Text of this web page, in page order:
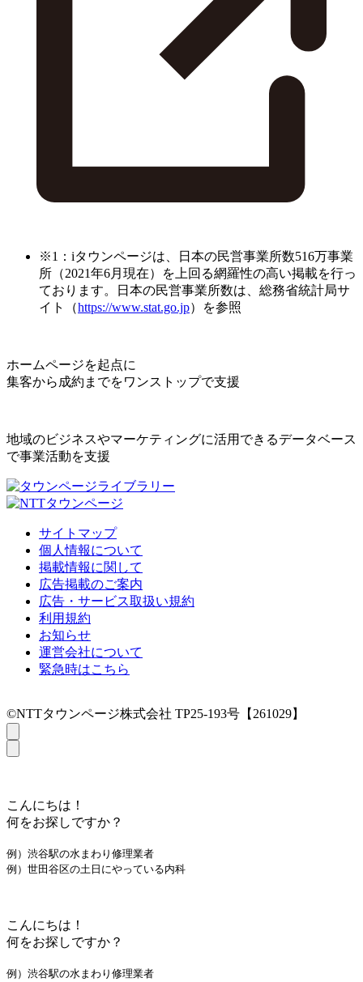
※1：iタウンページは、日本の民営事業所数516万事業
所（2021年6月現在）を上回る網羅性の高い掲載を行っ
ております。日本の民営事業所数は、総務省統計局サ
イト（https://www.stat.go.jp）を参照
ホームページを起点に
集客から成約までをワンストップで支援
地域のビジネスやマーケティングに活用できるデータベース
で事業活動を支援
サイトマップ
個人情報について
掲載情報に関して
広告掲載のご案内
広告・サービス取扱い規約
利用規約
お知らせ
運営会社について
緊急時はこちら
©NTTタウンページ株式会社 TP25-193号【261029】
こんにちは！
何をお探しですか？
例）渋谷駅の水まわり修理業者
例）世田谷区の土日にやっている内科
こんにちは！
何をお探しですか？
例）渋谷駅の水まわり修理業者